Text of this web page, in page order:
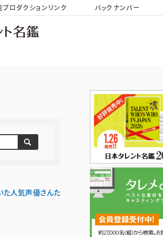
HOME お問い合わせ 会社概要 個人情報保護
プロダクションリンク バックナンバー
た人気声優さんた